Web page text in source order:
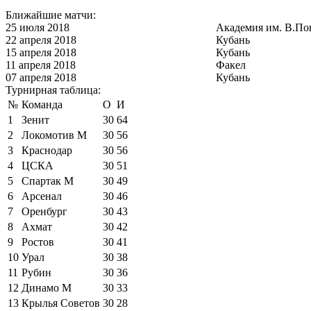
Ближайшие матчи:
25 июля 2018
Академия им.
22 апреля 2018
Кубань
15 апреля 2018
Кубань
11 апреля 2018
Факел
07 апреля 2018
Кубань
Турнирная таблица:
№ Команда О И
1
Зенит 30 64
2
Локомотив М 30 56
3
Краснодар 30 56
4
ЦСКА 30 51
5
Спартак М 30 49
6
Арсенал 30 46
7
Оренбург 30 43
8
Ахмат 30 42
9
Ростов 30 41
10 Урал 30 38
11 Рубин 30 36
12 Динамо М 30 33
13 Крылья Советов 30 28